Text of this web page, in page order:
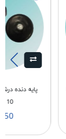
پایه دنده
10